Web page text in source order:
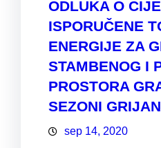
ODLUKA O
ISPORUČENE
ENERGIJE ZA
STAMBENOG I
PROSTORA
SEZONI
sep 14, 2020